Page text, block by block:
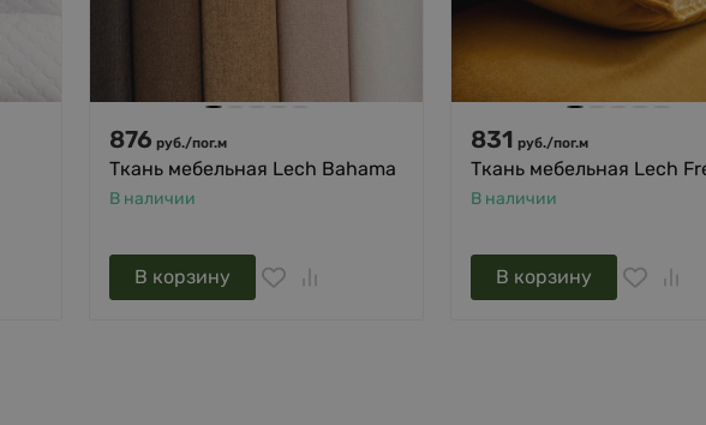
876 руб./пог.м
Ткань мебельная Lech Bahama
В наличии
В корзину
831 руб./пог.м
Ткань мебельная Lech
В наличии
В корзину